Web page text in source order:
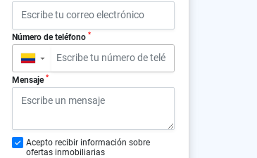
Número de teléfono *
▼
Mensaje *
Acepto recibir información sobre
ofertas inmobiliarias